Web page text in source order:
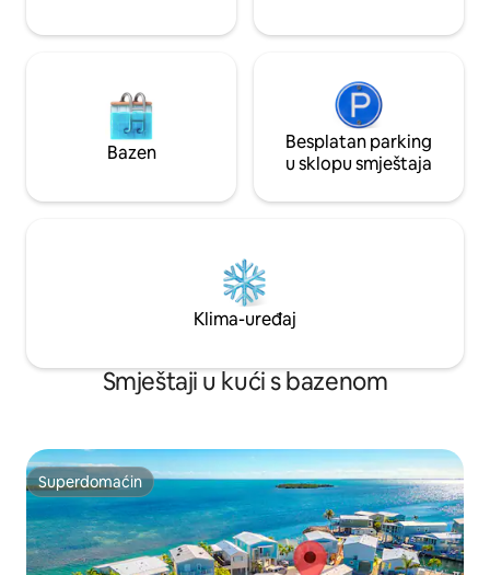
Bazen
Besplatan parking
u sklopu smještaja
Klima-uređaj
Smještaji u kući s bazenom
Superdomaćin
Superdomaćin